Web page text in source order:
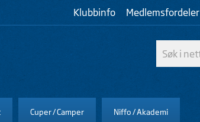
Klubbinfo Medlemsfordeler
Cuper / Camper Niffo / Akademi